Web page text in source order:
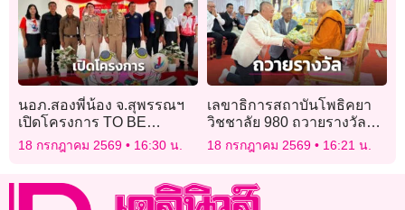
นอภ.สองพี่น้อง จ.สุพรรณฯ
เปิดโครงการ TO BE
NUMBER ONE
18 กรกฎาคม 2569 16:30 น.
เลขาธิการสถาบันโพธิคยา
วิชชาลัย 980 ถวายรางวัล
โพธิคยานาคาธิบดีแก่
‘สมเด็จธงชัย’
18 กรกฎาคม 2569 16:21 น.